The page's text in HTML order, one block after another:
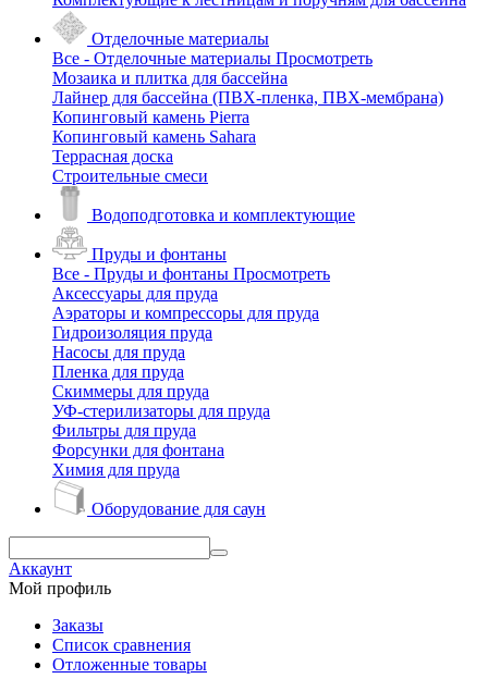
Отделочные материалы
Все - Отделочные материалы Просмотреть
Мозаика и плитка для бассейна
Лайнер для бассейна (ПВХ-пленка, ПВХ-мембрана)
Копинговый камень Pierra
Копинговый камень Sahara
Террасная доска
Строительные смеси
Водоподготовка и комплектующие
Пруды и фонтаны
Все - Пруды и фонтаны Просмотреть
Аксессуары для пруда
Аэраторы и компрессоры для пруда
Гидроизоляция пруда
Насосы для пруда
Пленка для пруда
Скиммеры для пруда
УФ-стерилизаторы для пруда
Фильтры для пруда
Форсунки для фонтана
Химия для пруда
Оборудование для саун
Аккаунт
Мой профиль
Заказы
Список сравнения
Отложенные товары